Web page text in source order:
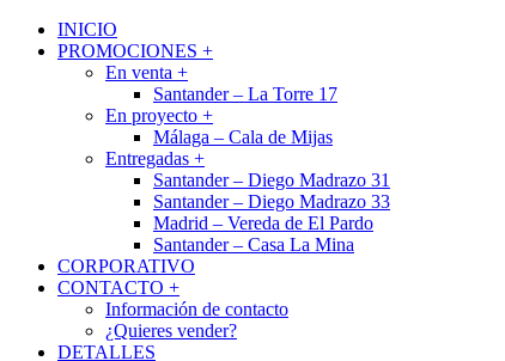
INICIO
PROMOCIONES +
En venta +
Santander – La Torre 17
En proyecto +
Málaga – Cala de Mijas
Entregadas +
Santander – Diego Madrazo 31
Santander – Diego Madrazo 33
Madrid – Vereda de El Pardo
Santander – Casa La Mina
CORPORATIVO
CONTACTO +
Información de contacto
¿Quieres vender?
DETALLES